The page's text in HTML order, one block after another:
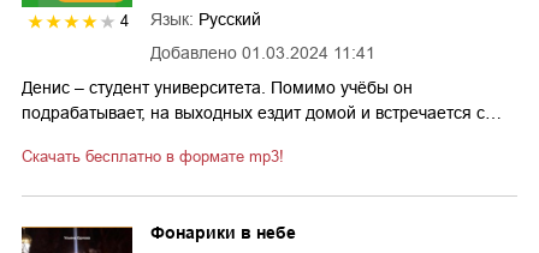
4
Добавлено 01.03.2024 11:41
Язык: Русский
Денис – студент университета. Помимо учёбы он
подрабатывает, на выходных ездит домой и встречается с…
Скачать бесплатно в формате mp3!
Фонарики в небе